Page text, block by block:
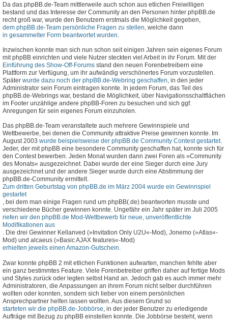
Da das phpBB.de-Team mittlerweile auch schon aus etlichen Freiwilligen
bestand und das Interesse der Community an den Personen hinter phpBB.de
recht groß war, wurde den Benutzern erstmals die Möglichkeit gegeben,
dem phpBB.de-Team persönliche Fragen zu stellen , welche dann
in gesammelter Form beantwortet wurden
Inzwischen konnte man sich nun schon seit einigen Jahren sein eigenes Forum
mit phpBB einrichten und viele Nutzer steckten viel Arbeit in ihr Forum. Mit der
Einführung des Show-Off-Forums stand den neuen Forenbetreibern eine
Plattform zur Verfügung, um ihr aufwändig verschönertes Forum vorzustellen.
Später wurde dazu noch der phpBB.de-Webring geschaffen, in den jeder
Administrator sein Forum eintragen konnte. In jedem Forum, das Teil des
phpBB.de-Webrings war, bestand die Möglichkeit, über Navigationsschaltflächen
im Footer unzählige andere phpBB-Foren zu besuchen und sich ggf.
Anregungen für sein eigenes Forum einzuholen.
Das phpBB.de-Team veranstaltete auch mehrere Gewinnspiele und
Wettbewerbe, bei denen die Community attraktive Preise gewinnen konnte. Im
August 2003 wurde beispielsweise der phpBB.de Community Contest gestartet.
Jeder, der mit phpBB eine besondere Community geschaffen hat, konnte sich für
den Contest bewerben. Jeden Monat wurden dann zwei Foren als »Community
des Monats« ausgezeichnet. Dabei wurde der eine Sieger durch eine Jury
ausgezeichnet und der andere Sieger wurde durch eine Abstimmung der
phpBB.de-Community ermittelt.
Zum dritten Geburtstag von phpBB.de im März 2004 wurde ein Gewinnspiel
gestartet
, bei dem man einige Fragen rund um phpBB(.de) beantworten musste und
verschiedene Bücher gewinnen konnte. Ungefähr ein Jahr später im Juli 2005
riefen wir den phpBB.de Mod-Wettbewerb für neue, unveröffentlichte
Modifikationen aus
. Die drei Gewinner Kellanved (»Invitation Only U2U«-Mod), Jonemo (»Atlas«-
Mod) und alcaeus (»Basic AJAX features«-Mod)
erhielten jeweils einen Amazon-Gutschein.
Zwar konnte phpBB 2 mit etlichen Funktionen aufwarten, manchen fehlte aber
ein ganz bestimmtes Feature. Viele Forenbetreiber griffen daher auf fertige Mods
und Styles zurück oder legten selbst Hand an. Jedoch gab es auch immer mehr
Administratoren, die Anpassungen an ihrem Forum nicht selber durchführen
wollten oder konnten, sondern sich lieber von einem persönlichen
Ansprechpartner helfen lassen wollten. Aus diesem Grund so
starteten wir die phpBB.de-Jobbörse , in der jeder Benutzer zu erledigende
Aufträge mit Bezug zu phpBB einstellen konnte. Die Jobbörse besteht, wenn